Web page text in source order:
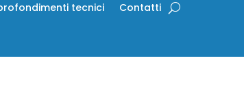
tecnici Contatti